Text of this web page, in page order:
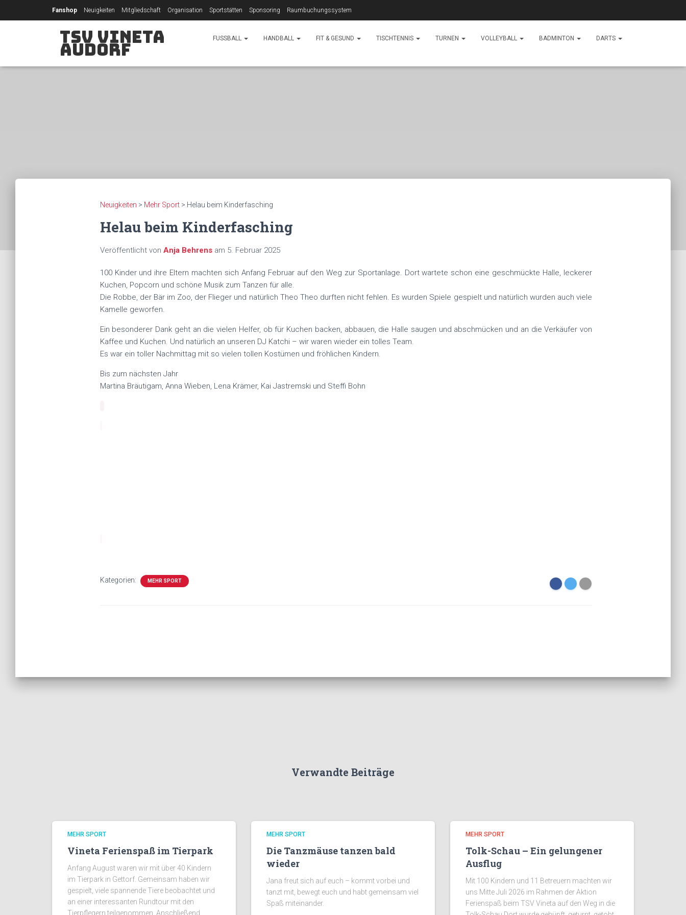
Fanshop Neuigkeiten Mitgliedschaft Organisation Sportstätten Sponsoring Raumbuchungssystem
TSV Vineta
Audorf
FUSSBALL HANDBALL FIT & GESUND TISCHTENNIS TURNEN VOLLEYBALL BADMINTON DARTS
Neuigkeiten > Mehr Sport> Helau beim Kinderfasching
Helau beim Kinderfasching
Veröffentlicht von Anja Behrensam 5. Februar 2025
100 Kinder und ihre Eltern machten sich Anfang Februar auf den Weg zur Sportanlage. Dort wartete schon eine geschmückte Halle, leckerer
Kuchen, Popcorn und schöne Musik zum Tanzen für alle.
Die Robbe, der Bär im Zoo, der Flieger und natürlich Theo Theo durften nicht fehlen. Es wurden Spiele gespielt und natürlich wurden auch viele
Kamelle geworfen.
Ein besonderer Dank geht an die vielen Helfer, ob für Kuchen backen, abbauen, die Halle saugen und abschmücken und an die Verkäufer von
Kaffee und Kuchen. Und natürlich an unseren DJ Katchi – wir waren wieder ein tolles Team.
Es war ein toller Nachmittag mit so vielen tollen Kostümen und fröhlichen Kindern.
Bis zum nächsten Jahr
Martina Bräutigam, Anna Wieben, Lena Krämer, Kai Jastremski und Steffi Bohn
Kategorien: MEHR SPORT
Verwandte Beiträge
MEHR SPORT
Vineta Ferienspaß im Tierpark
Anfang August waren wir mit über 40 Kindern
im Tierpark in Gettorf. Gemeinsam haben wir
gespielt, viele spannende Tiere beobachtet und
an einer interessanten Rundtour mit den
Tierpflegern teilgenommen. Anschließend
MEHR SPORT
Die Tanzmäuse tanzen bald
wieder
Jana freut sich auf euch – kommt vorbei und
tanzt mit, bewegt euch und habt gemeinsam viel
Spaß miteinander.
MEHR SPORT
Tolk-Schau – Ein gelungener
Ausflug
Mit 100 Kindern und 11 Betreuern machten wir
uns Mitte Juli 2026 im Rahmen der Aktion
Ferienspaß beim TSV Vineta auf den Weg in die